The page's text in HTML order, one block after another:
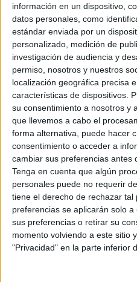
información en un dispositivo,
datos personales, como
estándar enviada por un
personalizado, medición de
investigación de audiencia y
permiso, nosotros y nuestros
localización geográfica precisa
características de dispositivos.
su consentimiento a nosotros y
que llevemos a cabo el
forma alternativa, puede hacer
consentimiento o acceder a
cambiar sus preferencias antes
Tenga en cuenta que algún
personales puede no requerir
tiene el derecho de rechazar tal
preferencias se aplicarán solo
sus preferencias o retirar su
momento volviendo a este sitio
"Privacidad" en la parte inferior
Fabricación de
Instituto Municipal de FP
Andoain Título Profesional
MODALIDAD Presencial
Fabricación de
Instituto Municipal de FP
Aia Título Profesional
MODALIDADPresencial
Fabricación de
Instituto Municipal de FP
Sestao Título Profesional